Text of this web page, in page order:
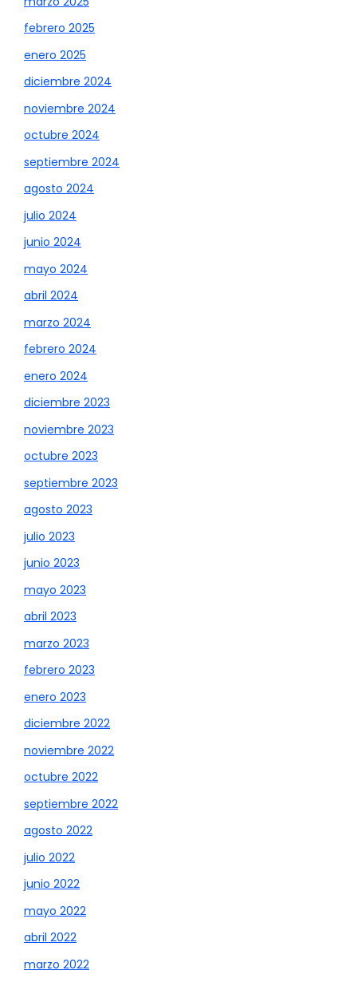
febrero 2025
enero 2025
diciembre 2024
noviembre 2024
octubre 2024
septiembre 2024
agosto 2024
julio 2024
junio 2024
mayo 2024
abril 2024
marzo 2024
febrero 2024
enero 2024
diciembre 2023
noviembre 2023
octubre 2023
septiembre 2023
agosto 2023
julio 2023
junio 2023
mayo 2023
abril 2023
marzo 2023
febrero 2023
enero 2023
diciembre 2022
noviembre 2022
octubre 2022
septiembre 2022
agosto 2022
julio 2022
junio 2022
mayo 2022
abril 2022
marzo 2022